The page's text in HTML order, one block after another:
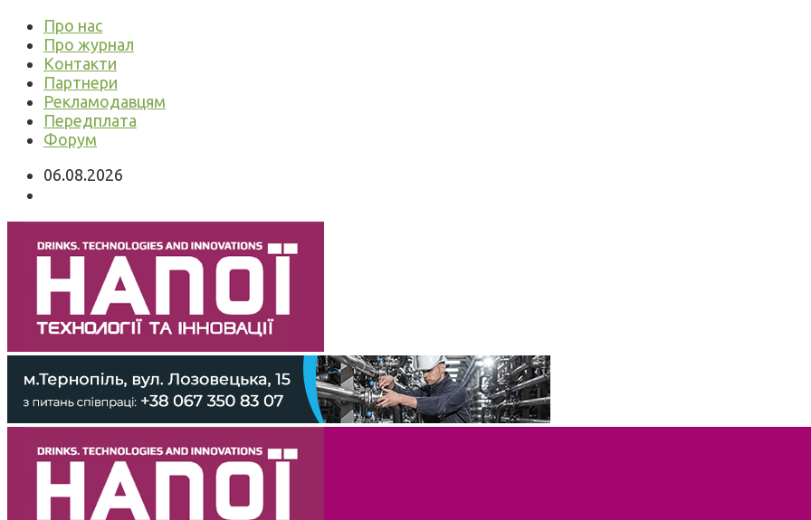
Про нас
Про журнал
Контакти
Партнери
Рекламодавцям
Передплата
Форум
06.08.2026